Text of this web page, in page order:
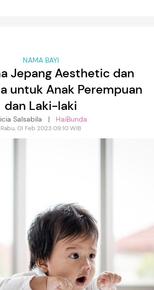
NAMA BAYI
Jepang Aesthetic dan
untuk Anak Perempuan
dan Laki-laki
Salsabila | HaiBunda
Rabu, 01 Feb 2023 09:10 WIB